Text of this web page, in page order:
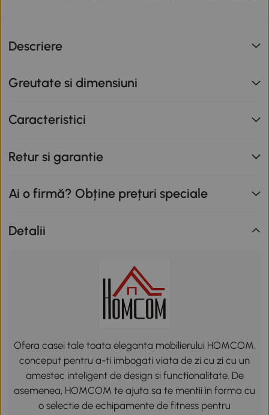
Descriere
Greutate si dimensiuni
Caracteristici
Retur si garantie
Ai o firmă? Obține prețuri speciale
Detalii
Ofera casei tale toata eleganta mobilierului HOMCOM,
conceput pentru a-ti imbogati viata de zi cu zi cu un
amestec inteligent de design si functionalitate. De
asemenea, HOMCOM te ajuta sa te mentii in forma cu
o selectie de echipamente de fitness pentru